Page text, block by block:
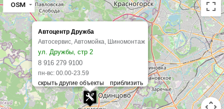
Автоцентр Дружба
Автосервис, Автомойка, Шиномонтаж
ул. Дружбы, стр 2
8 916 279 9100
пн-вс: 00.00-23.59
OSM